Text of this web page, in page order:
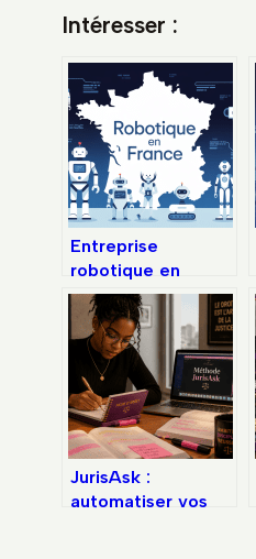
Intéresser :
Entreprise
robotique en
france : panorama,
enjeux et
opportunités
JurisAsk :
automatiser vos